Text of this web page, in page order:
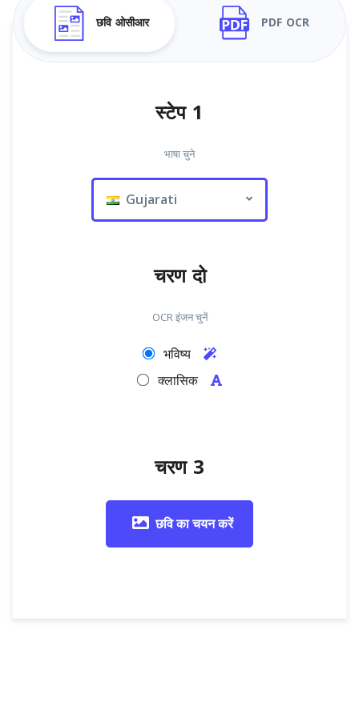
छवि ओसीआर PDF OCR
स्टेप 1
भाषा चुने
Gujarati
चरण दो
OCR इंजन चुनें
भविष्य
क्लासिक
चरण 3
छवि का चयन करें